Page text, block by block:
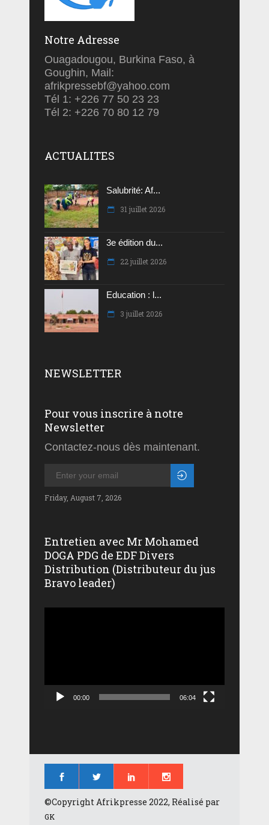
Notre Adresse
Ouagadougou, Burkina Faso, à
Goughin, Mail:
afrikpressebf@yahoo.com
Tél 1: +226 77 50 23 23
Tél 2: +226 70 80 12 79
ACTUALITES
Salubrité: Af...
31 juillet 2026
3e édition du...
22 juillet 2026
Education : l...
3 juillet 2026
NEWSLETTER
Pour vous inscrire à notre
Newsletter
Contactez-nous dès maintenant.
Friday, August 7, 2026
Entretien avec Mr Mohamed
DOGA PDG de EDF Divers
Distribution (Distributeur du jus
Bravo leader)
00:00 06:04
©Copyright Afrikpresse 2022, Réalisé par
GK